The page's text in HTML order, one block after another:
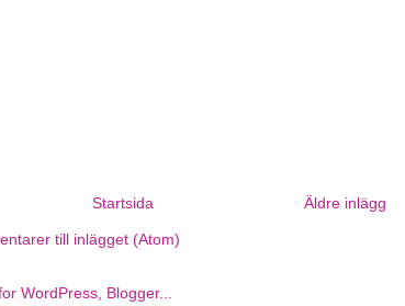
Äldre inlägg
Startsida
till inlägget (Atom)